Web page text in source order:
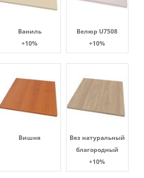
Ваниль
+10%
Велюр U7508
+10%
Вишня
Вяз натуральный
благородный
+10%